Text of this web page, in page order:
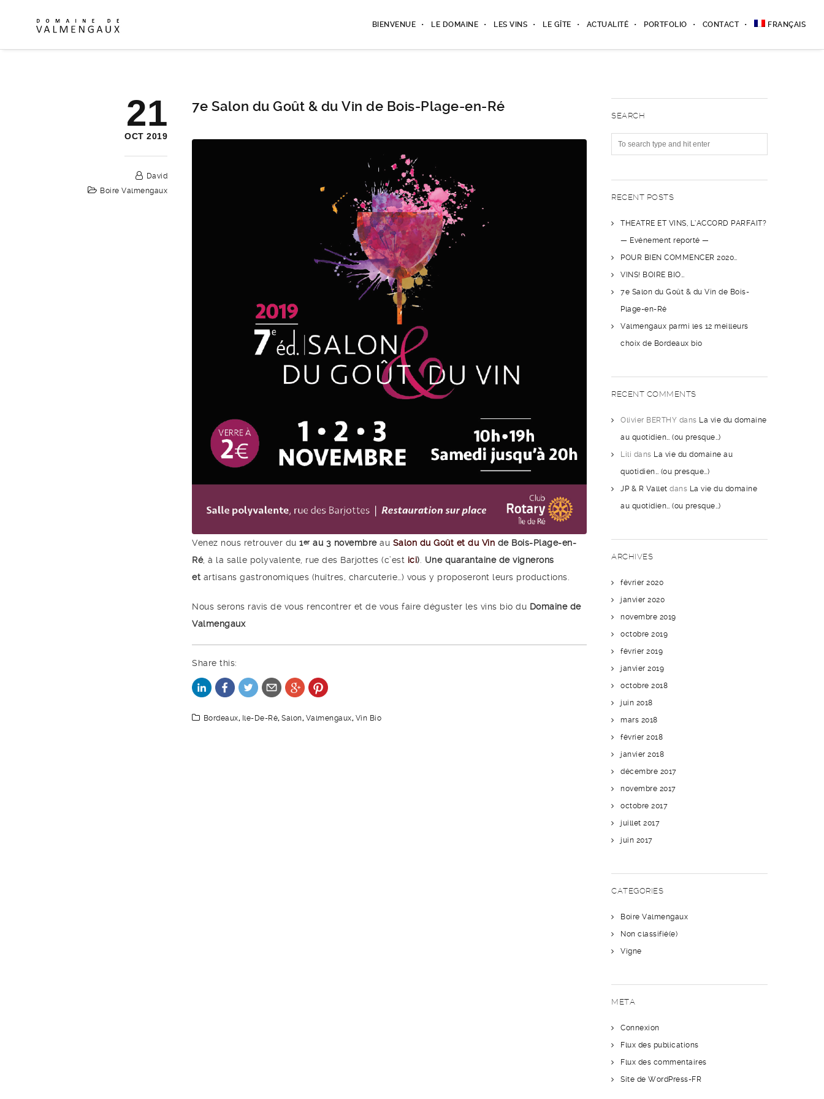
BIENVENUE LE DOMAINE LES VINS LE GÎTE ACTUALITÉ PORTFOLIO CONTACT FRANÇAIS
21
OCT 2019
David
Boire Valmengaux
7e Salon du Goût & du Vin de Bois-Plage-en-Ré
Venez nous retrouver du1er au 3 novembreau Salon du Goût et du Vin de Bois-Plage-en-
Ré, à la salle polyvalente, rue des Barjottes (c’est ici)
Une quarantaine de vignerons
et artisans gastronomiques (huîtres, charcuterie…) vous y proposeront leurs productions.
Nous serons ravis de vous rencontrer et de vous faire déguster les vins bio du Domaine de
Valmengaux
Share this:
Bordeaux, Ile-De-Ré,Salon, Valmengaux, Vin Bio
SEARCH
RECENT POSTS
THEATRE ET VINS, L’ACCORD PARFAIT?
— Evénement reporté —
POUR BIEN COMMENCER 2020…
VINS! BOIRE BIO…
7e Salon du Goût & du Vin de Bois-
Plage-en-Ré
Valmengaux parmi les 12 meilleurs
choix de Bordeaux bio
RECENT COMMENTS
Olivier BERTHY dans La vie du domaine
au quotidien… (ou presque…)
Lili dans La vie du domaine au
quotidien… (ou presque…)
JP & R Vallet dans La vie du domaine
au quotidien… (ou presque…)
ARCHIVES
février 2020
janvier 2020
novembre 2019
octobre 2019
février 2019
janvier 2019
octobre 2018
juin 2018
mars 2018
février 2018
janvier 2018
décembre 2017
novembre 2017
octobre 2017
juillet 2017
juin 2017
CATEGORIES
Boire Valmengaux
Non classifié(e)
Vigne
META
Connexion
Flux des publications
Flux des commentaires
Site de WordPress-FR